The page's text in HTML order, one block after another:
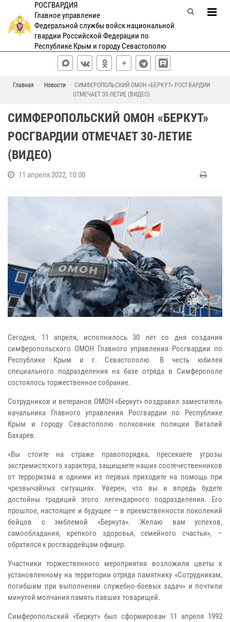
РОСГВАРДИЯ
Главное управление
Федеральной службы войск национальной
гвардии Российской Федерации по
Республике Крым и городу Севастополю
Главная Новости
СИМФЕРОПОЛЬСКИЙ ОМОН «БЕРКУТ» РОСГВАРДИИ
ОТМЕЧАЕТ 30-ЛЕТИЕ (ВИДЕО)
СИМФЕРОПОЛЬСКИЙ ОМОН «БЕРКУТ»
РОСГВАРДИИ ОТМЕЧАЕТ 30-ЛЕТИЕ
(ВИДЕО)
11 апреля 2022, 10:00
Сегодня, 11 апреля, исполнилось 30 лет со дня создания
симферопольского ОМОН Главного управления Росгвардии по
Республике Крым и г. Севастополю. В честь юбилея
специального подразделения на базе отряда в Симферополе
состоялось торжественное собрание.
Сотрудников и ветеранов ОМОН «Беркут» поздравил заместитель
начальника Главного управления Росгвардии по Республике
Крым и городу Севастополю полковник полиции Виталий
Бахарев.
«Вы стоите на страже правопорядка, пресекаете угрозы
экстремистского характера, защищаете наших соотечественников
от терроризма и одними из первых приходите на помощь при
чрезвычайных ситуациях. Уверен, что вы и впредь будете
достойны традиций этого легендарного подразделения. Его
прошлое, настоящее и будущее – в преемственности поколений
бойцов с эмблемой «Беркута». Желаю вам успехов,
самообладания, крепкого здоровья, семейного счастья», –
обратился к росгвардейцам офицер.
Участники торжественного мероприятия возложили цветы к
установленному на территории отряда памятнику «Сотрудникам,
погибшим при выполнении служебно-боевых задач» и почтили
минутой молчания память павших товарищей.
Симферопольский «Беркут» был сформирован 11 апреля 1992